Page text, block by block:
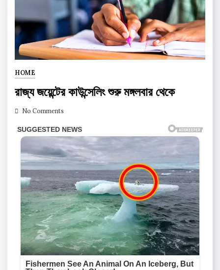
HOME
রাজ্য জয়েন্টের কাউন্সেলিং শুরু মঙ্গলবার থেকে
No Comments